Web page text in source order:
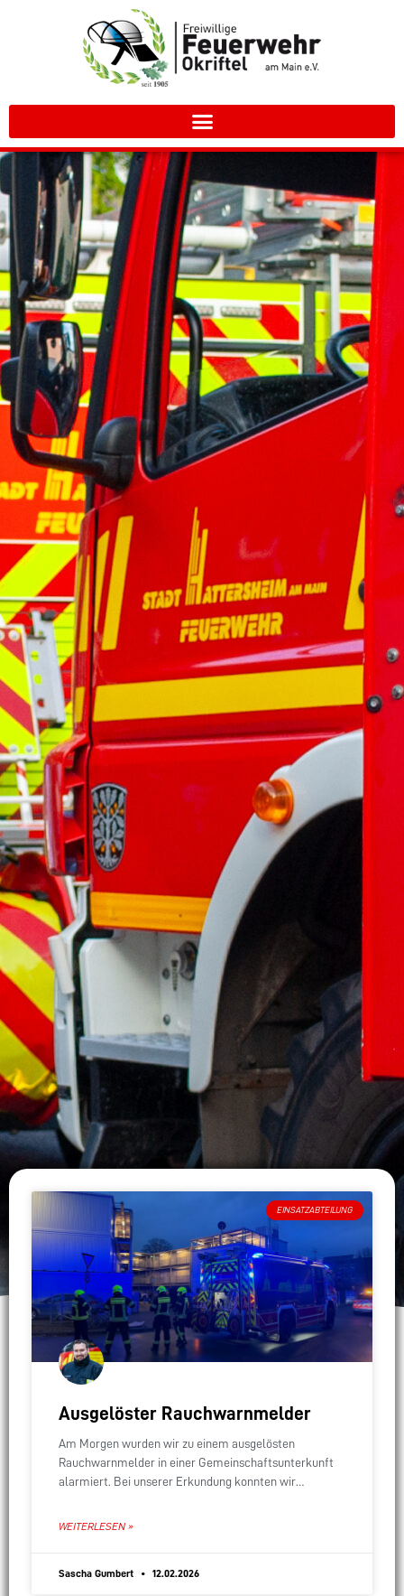
EINSATZABTEILUNG
Ausgelöster Rauchwarnmelder
Am Morgen wurden wir zu einem ausgelösten
Rauchwarnmelder in einer Gemeinschaftsunterkunft
alarmiert. Bei unserer Erkundung konnten wir
WEITERLESEN »
Sascha Gumbert 12.02.2026